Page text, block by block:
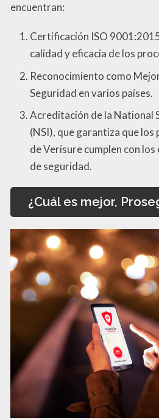
encuentran:
Certificación ISO
calidad y eficacia de los
Reconocimiento como
Seguridad en varios países.
Acreditación de la National
(NSI), que garantiza que
de Verisure cumplen con
de seguridad.
¿Cuál es mejor,